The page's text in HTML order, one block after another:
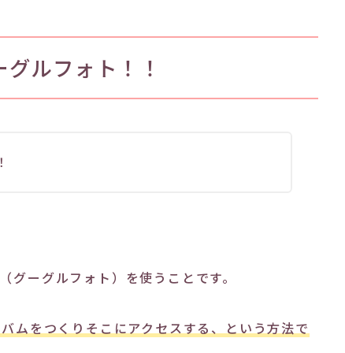
ルフォト！！
ーグルフォト）を使うことです。
ムをつくりそこにアクセスする、という方法で